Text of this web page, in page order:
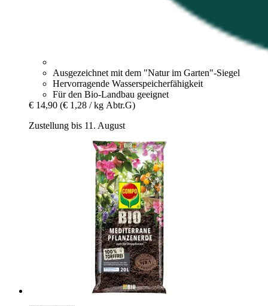
Ausgezeichnet mit dem "Natur im Garten"-Siegel
Hervorragende Wasserspeicherfähigkeit
Für den Bio-Landbau geeignet
€ 14,90 (€ 1,28 / kg Abtr.G)
Zustellung bis 11. August